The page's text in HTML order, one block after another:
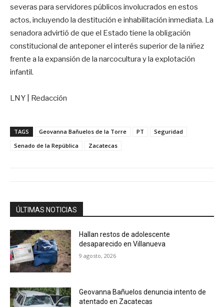
severas para servidores públicos involucrados en estos
actos, incluyendo la destitución e inhabilitación inmediata. La
senadora advirtió de que el Estado tiene la obligación
constitucional de anteponer el interés superior de la niñez
frente a la expansión de la narcocultura y la explotación
infantil.
LNY | Redacción
TAGS Geovanna Bañuelos de la Torre PT
Seguridad
Senado de la República
Zacatecas
ÚLTIMAS NOTICIAS
Hallan restos de adolescente
desaparecido en Villanueva
9 agosto, 2026
Geovanna Bañuelos denuncia intento de
atentado en Zacatecas